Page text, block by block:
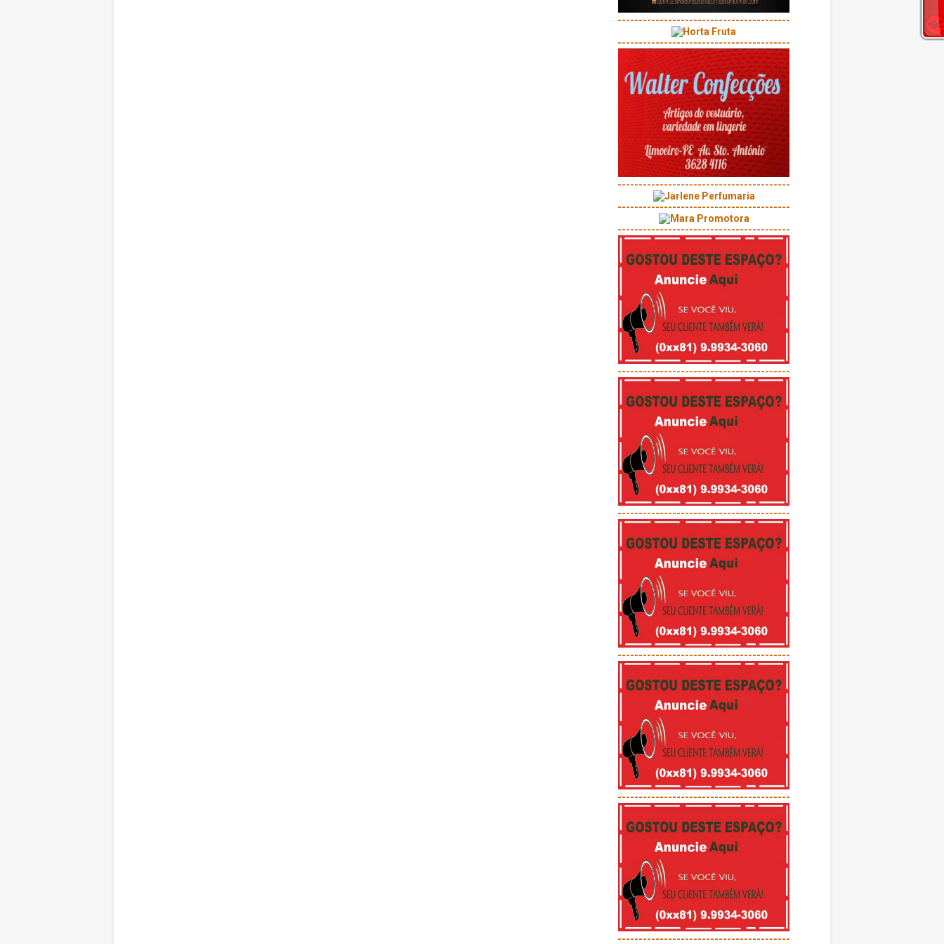
-----------------------------------------
-----------------------------------------
-----------------------------------------
-----------------------------------------
-----------------------------------------
-----------------------------------------
-----------------------------------------
-----------------------------------------
-----------------------------------------
-----------------------------------------